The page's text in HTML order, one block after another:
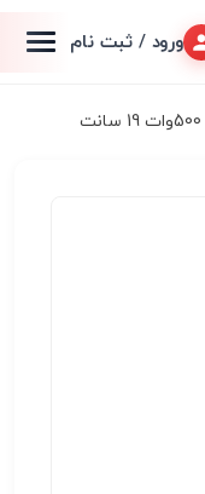
ورود / ثبت نام